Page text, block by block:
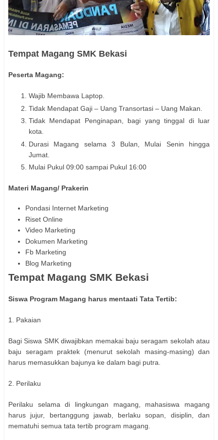
Tempat Magang SMK Bekasi
Peserta Magang:
Wajib Membawa Laptop.
Tidak Mendapat Gaji – Uang Transortasi – Uang Makan.
Tidak Mendapat Penginapan, bagi yang tinggal di luar
kota.
Durasi Magang selama 3 Bulan, Mulai Senin hingga
Jumat.
Mulai Pukul 09:00 sampai Pukul 16:00
Materi Magang/ Prakerin
Pondasi Internet Marketing
Riset Online
Video Marketing
Dokumen Marketing
Fb Marketing
Blog Marketing
Tempat Magang SMK Bekasi
Siswa Program Magang harus mentaati Tata Tertib:
1. Pakaian
Bagi Siswa SMK diwajibkan memakai baju seragam sekolah atau
baju seragam praktek (menurut sekolah masing-masing) dan
harus memasukkan bajunya ke dalam bagi putra.
2. Perilaku
Perilaku selama di lingkungan magang, mahasiswa magang
harus jujur, bertanggung jawab, berlaku sopan, disiplin, dan
mematuhi semua tata tertib program magang.